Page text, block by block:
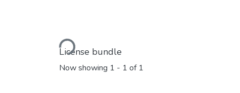
Loading...
License bundle
Now showing 1 - 1 of 1